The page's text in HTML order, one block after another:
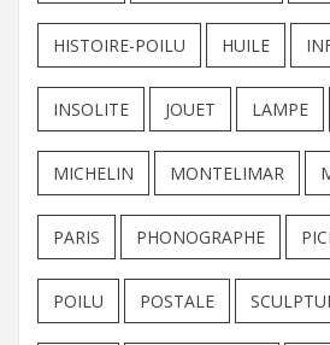
HISTOIRE-POILU HUILE
INSOLITE JOUET LAMPE
MICHELIN MONTELIMAR
PARIS PHONOGRAPHE
POILU POSTALE